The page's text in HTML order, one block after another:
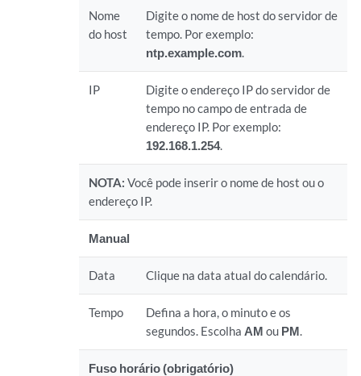
Nome
do host
Digite o nome de host do servidor de
tempo. Por exemplo:
ntp.example.com.
IP
Digite o endereço IP do servidor de
tempo no campo de entrada de
endereço IP. Por exemplo:
192.168.1.254.
NOTA: Você pode inserir o nome de host ou o
endereço IP.
Manual
Data Clique na data atual do calendário.
Tempo
Defina a hora, o minuto e os
segundos. Escolha AM ou PM.
Fuso horário (obrigatório)